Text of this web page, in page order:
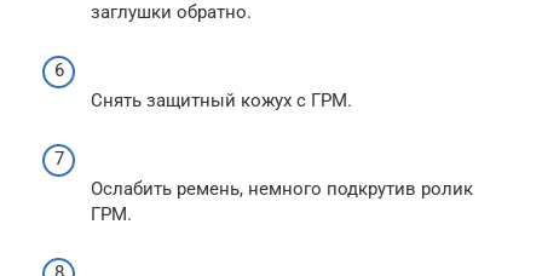
заглушки обратно.
Снять защитный кожух с ГРМ.
Ослабить ремень, немного подкрутив ролик
ГРМ.